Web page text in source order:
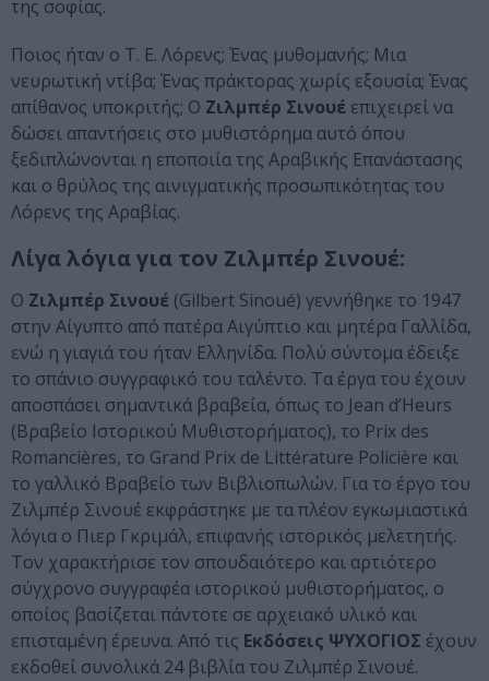
της σοφίας.
Ποιος ήταν ο Τ. Ε. Λόρενς; Ένας μυθομανής; Μια
νευρωτική ντίβα; Ένας πράκτορας χωρίς εξουσία; Ένας
απίθανος υποκριτής; Ο Ζιλμπέρ Σινουέ επιχειρεί να
δώσει απαντήσεις στο μυθιστόρημα αυτό όπου
ξεδιπλώνονται η εποποιία της Αραβικής Επανάστασης
και ο θρύλος της αινιγματικής προσωπικότητας του
Λόρενς της Αραβίας.
Λίγα λόγια για τον Ζιλμπέρ Σινουέ:
Ο Ζιλμπέρ Σινουέ (Gilbert Sinoué) γεννήθηκε το 1947
στην Αίγυπτο από πατέρα Αιγύπτιο και μητέρα Γαλλίδα,
ενώ η γιαγιά του ήταν Ελληνίδα. Πολύ σύντομα έδειξε
το σπάνιο συγγραφικό του ταλέντο. Τα έργα του έχουν
αποσπάσει σημαντικά βραβεία, όπως το Jean d’Heurs
(Βραβείο Ιστορικού Μυθιστορήματος), το Prix des
Romancières, το Grand Prix de Littérature Policière και
το γαλλικό Βραβείο των Βιβλιοπωλών. Για το έργο του
Ζιλμπέρ Σινουέ εκφράστηκε με τα πλέον εγκωμιαστικά
λόγια ο Πιερ Γκριμάλ, επιφανής ιστορικός μελετητής.
Τον χαρακτήρισε τον σπουδαιότερο και αρτιότερο
σύγχρονο συγγραφέα ιστορικού μυθιστορήματος, ο
οποίος βασίζεται πάντοτε σε αρχειακό υλικό και
επισταμένη έρευνα. Από τις Εκδόσεις ΨΥΧΟΓΙΟΣ έχουν
εκδοθεί συνολικά 24 βιβλία του Ζιλμπέρ Σινουέ.